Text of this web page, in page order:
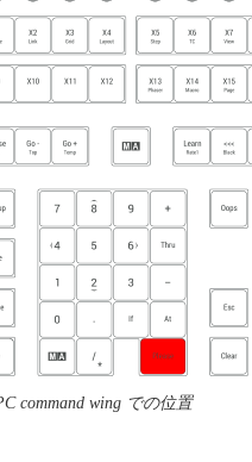
command wing での位置